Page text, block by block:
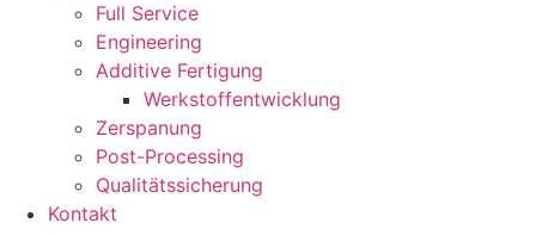
Full Service
Engineering
Additive Fertigung
Werkstoffentwicklung
Zerspanung
Post-Processing
Qualitätssicherung
Kontakt